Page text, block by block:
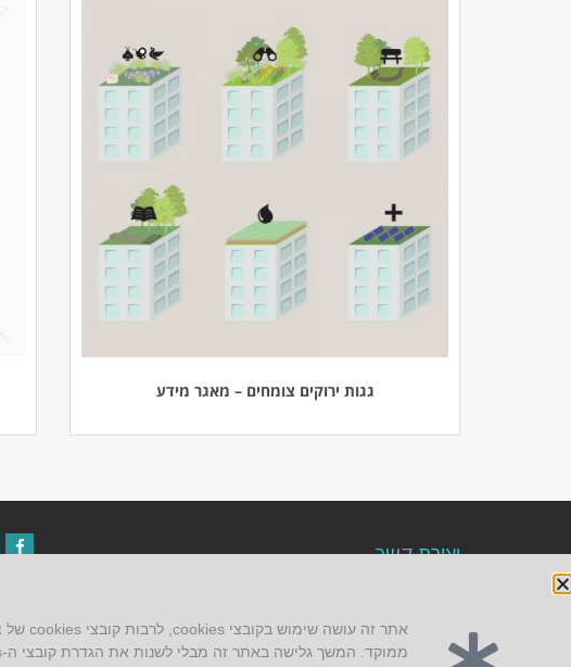
גגות ירוקים צומחים – מאגר מידע
יצירת קשר
טלפון:
ממוקד. המשך גלישה באתר זה מבלי לשנות את הגדרת קובצי ה-cookies של הדפדפן, מהווה אישור לשימוש שלנו בקובצי cookies.